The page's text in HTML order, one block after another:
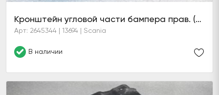
Кронштейн угловой части бампера прав. (6 серия)
Арт: 2645344 | 13694 | Scania
В наличии